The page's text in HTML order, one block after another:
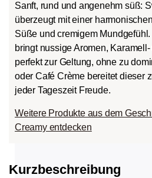
Sanft, rund und angenehm süß:
überzeugt mit einer
Süße und cremigem
bringt nussige Aromen,
perfekt zur Geltung, ohne zu
oder Café Crème bereitet dieser
jeder Tageszeit Freude.
Weitere Produkte aus dem
Creamy entdecken
Kurzbeschreibung